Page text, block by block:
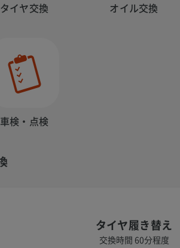
タイヤ交換 オイル交換
車検・点検
タイヤ履き替え
交換時間 60分程度